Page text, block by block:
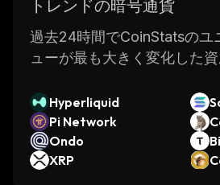
トレンドの暗号通貨
過去24時間でCoinStatsのユ
ューが最も大きく変化した資
Hyperliquid
Pi Network
Ondo
XRP